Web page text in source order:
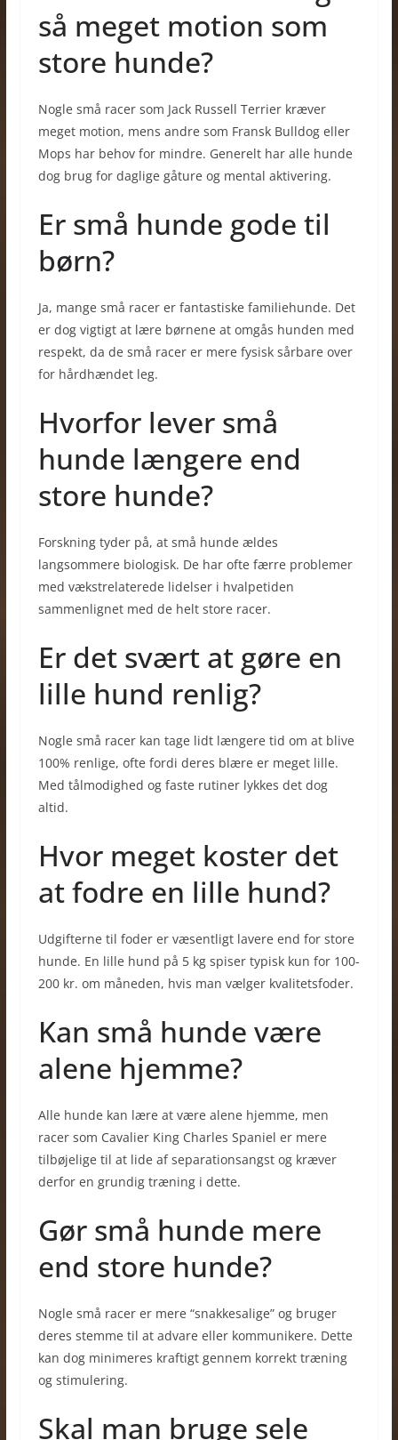
så meget motion som
store hunde?
Nogle små racer som Jack Russell Terrier kræver
meget motion, mens andre som Fransk Bulldog eller
Mops har behov for mindre. Generelt har alle hunde
dog brug for daglige gåture og mental aktivering.
Er små hunde gode til
børn?
Ja, mange små racer er fantastiske familiehunde. Det
er dog vigtigt at lære børnene at omgås hunden med
respekt, da de små racer er mere fysisk sårbare over
for hårdhændet leg.
Hvorfor lever små
hunde længere end
store hunde?
Forskning tyder på, at små hunde ældes
langsommere biologisk. De har ofte færre problemer
med vækstrelaterede lidelser i hvalpetiden
sammenlignet med de helt store racer.
Er det svært at gøre en
lille hund renlig?
Nogle små racer kan tage lidt længere tid om at blive
100% renlige, ofte fordi deres blære er meget lille.
Med tålmodighed og faste rutiner lykkes det dog
altid.
Hvor meget koster det
at fodre en lille hund?
Udgifterne til foder er væsentligt lavere end for store
hunde. En lille hund på 5 kg spiser typisk kun for 100-
200 kr. om måneden, hvis man vælger kvalitetsfoder.
Kan små hunde være
alene hjemme?
Alle hunde kan lære at være alene hjemme, men
racer som Cavalier King Charles Spaniel er mere
tilbøjelige til at lide af separationsangst og kræver
derfor en grundig træning i dette.
Gør små hunde mere
end store hunde?
Nogle små racer er mere “snakkesalige” og bruger
deres stemme til at advare eller kommunikere. Dette
kan dog minimeres kraftigt gennem korrekt træning
og stimulering.
Skal man bruge sele